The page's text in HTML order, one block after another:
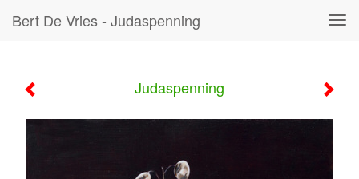
Bert De Vries - Judaspenning
Judaspenning